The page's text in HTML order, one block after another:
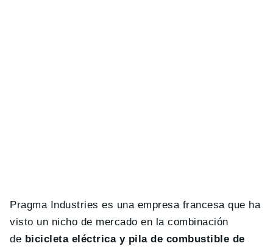
Pragma Industries es una empresa francesa que ha
visto un nicho de mercado en la combinación
de bicicleta eléctrica y pila de combustible de